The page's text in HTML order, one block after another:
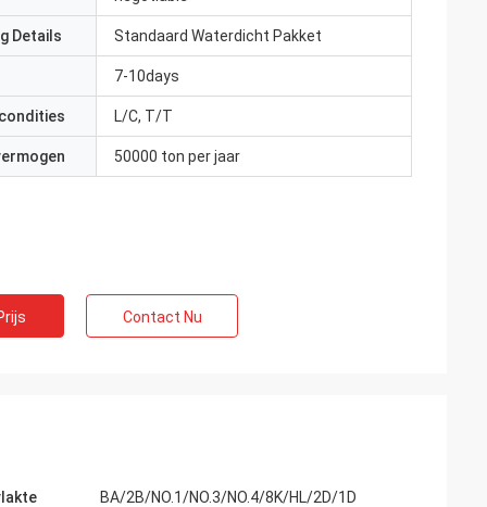
Details Standaard Waterdicht Pakket
7-10days
L/C, T/T
50000 ton per jaar
Contact Nu
BA/2B/NO.1/NO.3/NO.4/8K/HL/2D/1D